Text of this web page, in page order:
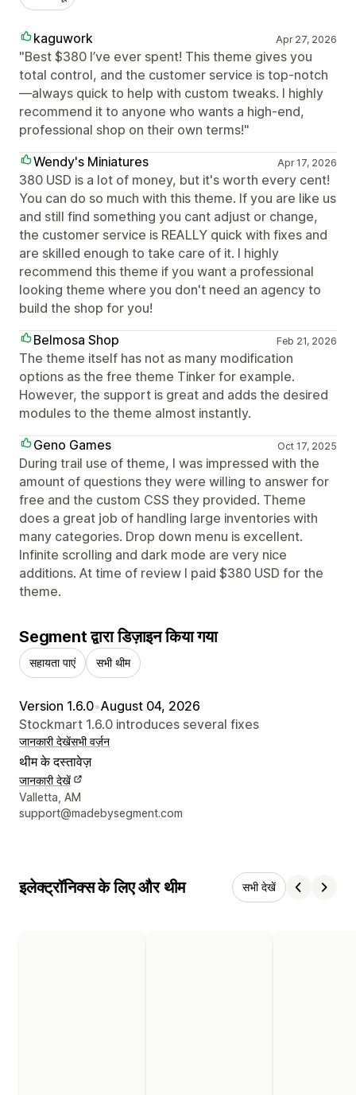
kaguwork Apr 27, 2026
"Best $380 I’ve ever spent! This theme gives you
total control, and the customer service is top-notch
—always quick to help with custom tweaks. I highly
recommend it to anyone who wants a high-end,
professional shop on their own terms!"
Wendy's Miniatures
Apr 17, 2026
380 USD is a lot of money, but it's worth every cent!
You can do so much with this theme. If you are like us
and still find something you cant adjust or change,
the customer service is REALLY quick with fixes and
are skilled enough to take care of it. I highly
recommend this theme if you want a professional
looking theme where you don't need an agency to
build the shop for you!
Belmosa Shop
Feb 21, 2026
The theme itself has not as many modification
options as the free theme Tinker for example.
However, the support is great and adds the desired
modules to the theme almost instantly.
Geno Games
Oct 17, 2025
During trail use of theme, I was impressed with the
amount of questions they were willing to answer for
free and the custom CSS they provided. Theme
does a great job of handling large inventories with
many categories. Drop down menu is excellent.
Infinite scrolling and dark mode are very nice
additions. At time of review I paid $380 USD for the
theme.
Segment द्वारा डिज़ाइन किया गया
सहायता पाएं सभी थीम
Version 1.6.0•August 04, 2026
Stockmart 1.6.0 introduces several fixes
जानकारी देखेंसभी वर्ज़न
थीम के दस्तावेज़
जानकारी देखें
डिज़ाइनर के संपर्क की जानकारी
Valletta, AM
support@madebysegment.com
इलेक्ट्रॉनिक्स के लिए और थीम सभी देखें